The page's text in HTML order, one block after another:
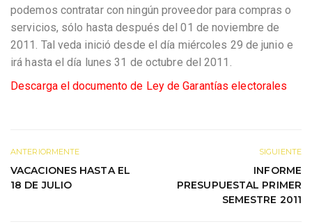
podemos contratar con ningún proveedor para compras o
servicios, sólo hasta después del 01 de noviembre de
2011. Tal veda inició desde el día miércoles 29 de junio e
irá hasta el día lunes 31 de octubre del 2011.
Descarga el documento de Ley de Garantías electorales
ANTERIORMENTE
VACACIONES HASTA EL
18 DE JULIO
SIGUIENTE
INFORME
PRESUPUESTAL PRIMER
SEMESTRE 2011